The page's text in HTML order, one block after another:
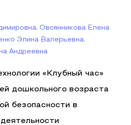
Овсянникова Елена
Элина Валерьевна,
Андреевна
«Клубный час»
дошкольного возраста
безопасности в